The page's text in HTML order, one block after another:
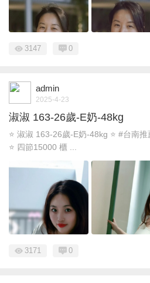
3147 0
admin
2025-4-23
淑淑 163-26歲-E奶-48kg
⭐️ 淑淑 163-26歲-E奶-48kg ⭐️ #台南
⭐️ 四節15000 櫃 ...
3171 0